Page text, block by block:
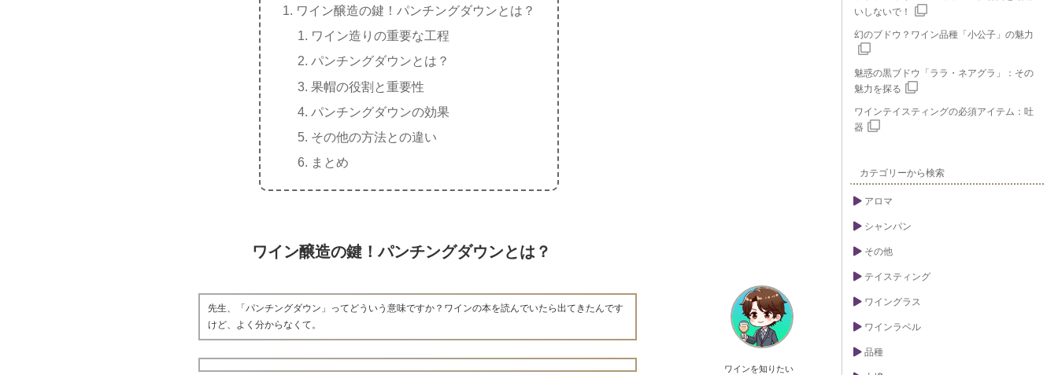
ワイン醸造の鍵！パンチングダウンとは？
ワイン造りの重要な工程
パンチングダウンとは？
果帽の役割と重要性
パンチングダウンの効果
その他の方法との違い
まとめ
ワイン醸造の鍵！パンチングダウンとは？
ワインを知りたい
先生、「パンチングダウン」ってどういう意味ですか？ワインの本を読んでいたら出てきたんです
けど、よく分からなくて。
いしないで！
幻のブドウ？ワイン品種「小公子」の魅力
魅惑の黒ブドウ「ララ・ネアグラ」：その
魅力を探る
ワインテイスティングの必須アイテム：吐
器
カテゴリーから検索
アロマ
シャンパン
その他
テイスティング
ワイングラス
ワインラベル
品種